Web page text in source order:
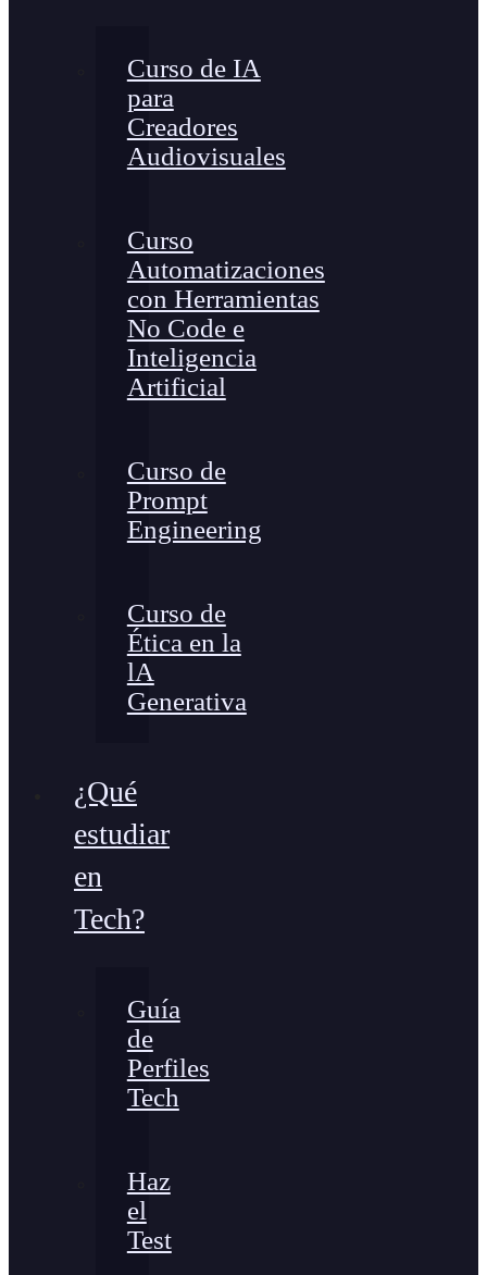
Curso de IA
para
Creadores
Audiovisuales
Curso
Automatizaciones
con Herramientas
No Code e
Inteligencia
Artificial
Curso de
Prompt
Engineering
Curso de
Ética en la
lA
Generativa
¿Qué
estudiar
en
Tech?
Guía
de
Perfiles
Tech
Haz
el
Test